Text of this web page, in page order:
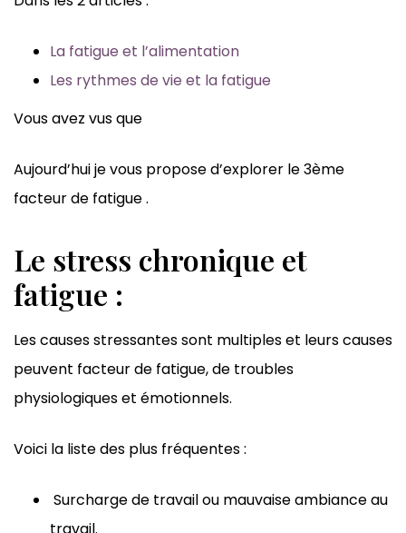
La fatigue et l’alimentation
Les rythmes de vie et la fatigue
Vous avez vus que
Aujourd’hui je vous propose d’explorer le 3ème
facteur de fatigue .
Le stress chronique et
fatigue :
Les causes stressantes sont multiples et leurs causes
peuvent facteur de fatigue, de troubles
physiologiques et émotionnels.
Voici la liste des plus fréquentes :
Surcharge de travail ou mauvaise ambiance au